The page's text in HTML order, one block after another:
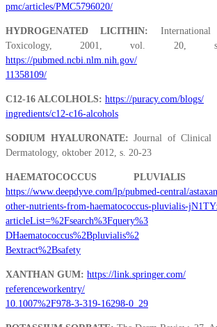
pmc/articles/PMC5796020/
HYDROGENATED LICITHIN:
Toxicology, 2001, vol. 20,
https://pubmed.ncbi.nlm.nih.gov/
11358109/
C12-16 ALCOLHOLS: https://puracy.com/blogs/
ingredients/c12-c16-alcohols
SODIUM HYALURONATE: Journal of Clinical
Dermatology, oktober 2012, s. 20-23
HAEMATOCOCCUS PLUVIALIS
https://www.deepdyve.com/lp/pubmed-central/
other-nutrients-from-haematococcus-pluvialis-
articleList=%2Fsearch%3Fquery%3
DHaematococcus%2Bpluvialis%2
Bextract%2Bsafety
XANTHAN GUM: https://link.springer.com/
referenceworkentry/
10.1007%2F978-3-319-16298-0_29